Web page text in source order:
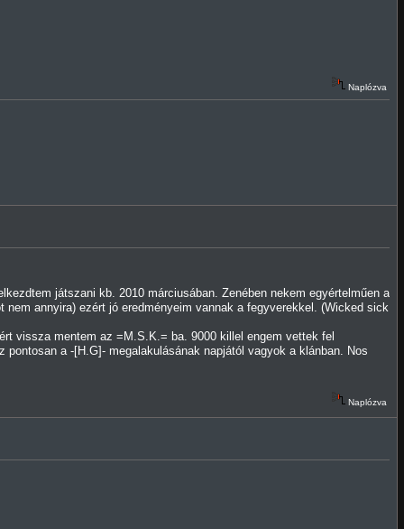
Naplózva
játszani kb. 2010 márciusában. Zenében nekem egyértelműen a
annyira) ezért jó eredményeim vannak a fegyverekkel. (Wicked sick
vissza mentem az =M.S.K.= ba. 9000 killel engem vettek fel
a -[H.G]- megalakulásának napjától vagyok a klánban. Nos
Naplózva